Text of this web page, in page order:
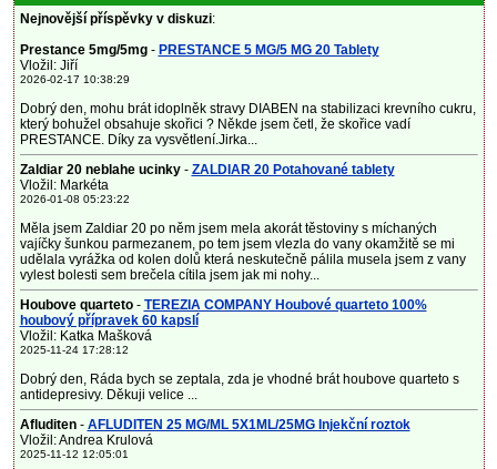
Nejnovější příspěvky v diskuzi:
Prestance 5mg/5mg- PRESTANCE 5 MG/5 MG 20 Tablety
Vložil: Jiří
2026-02-17 10:38:29
Dobrý den, mohu brát idoplněk stravy DIABEN na stabilizaci krevního cukru,
který bohužel obsahuje skořici ? Někde jsem četl, že skořice vadí
PRESTANCE. Díky za vysvětlení.Jirka...
Zaldiar 20 neblahe ucinky- ZALDIAR 20 Potahované tablety
Vložil: Markéta
2026-01-08 05:23:22
Měla jsem Zaldiar 20 po něm jsem mela akorát těstoviny s míchaných
vajíčky šunkou parmezanem, po tem jsem vlezla do vany okamžitě se mi
udělala vyrážka od kolen dolů která neskutečně pálila musela jsem z vany
vylest bolesti sem brečela cítila jsem jak mi nohy...
Houbove quarteto- TEREZIA COMPANY Houbové quarteto 100%
houbový přípravek 60 kapslí
Vložil: Katka Mašková
2025-11-24 17:28:12
Dobrý den, Ráda bych se zeptala, zda je vhodné brát houbove quarteto s
antidepresivy. Děkuji velice ...
Afluditen- AFLUDITEN 25 MG/ML 5X1ML/25MG Injekční roztok
Vložil: Andrea Krulová
2025-11-12 12:05:01